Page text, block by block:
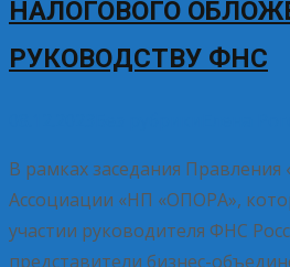
НАЛОГОВОГО
РУКОВОДСТВУ ФНС
В рамках заседания
Ассоциации «НП «ОПОРА»,
участии руководителя ФНС
представители бизнес-